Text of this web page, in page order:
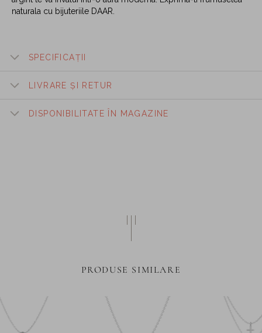
naturala cu bijuteriile DAAR.
SPECIFICAȚII
LIVRARE ȘI RETUR
DISPONIBILITATE ÎN MAGAZINE
PRODUSE SIMILARE